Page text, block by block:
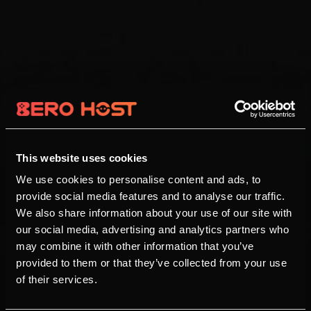
This website uses cookies
We use cookies to personalise content and ads, to
provide social media features and to analyse our traffic.
We also share information about your use of our site with
our social media, advertising and analytics partners who
may combine it with other information that you’ve
provided to them or that they’ve collected from your use
of their services.